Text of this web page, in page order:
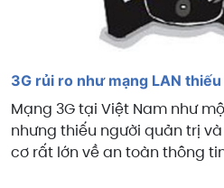
3G rủi ro như mạng LAN
Mạng 3G tại Việt Nam như
nhưng thiếu người quản trị
cơ rất lớn về an toàn thông